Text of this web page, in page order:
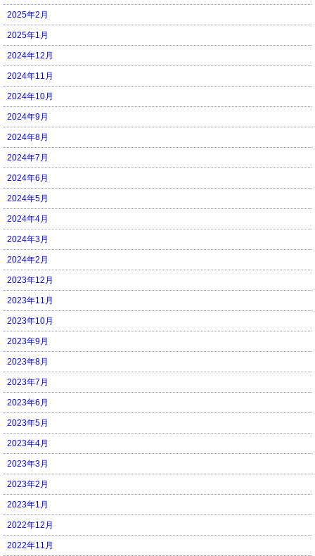
2025年2月
2025年1月
2024年12月
2024年11月
2024年10月
2024年9月
2024年8月
2024年7月
2024年6月
2024年5月
2024年4月
2024年3月
2024年2月
2023年12月
2023年11月
2023年10月
2023年9月
2023年8月
2023年7月
2023年6月
2023年5月
2023年4月
2023年3月
2023年2月
2023年1月
2022年12月
2022年11月